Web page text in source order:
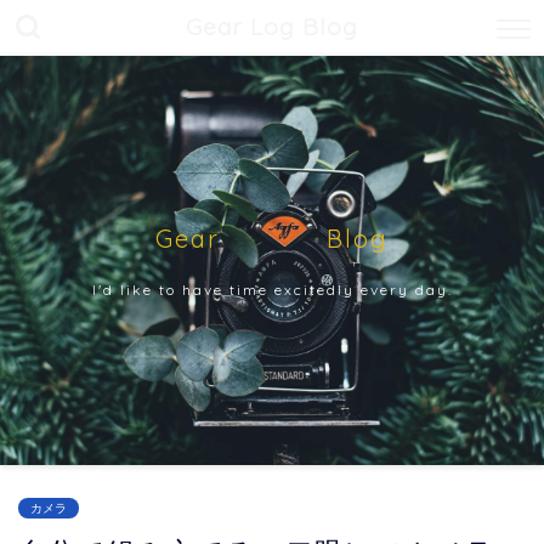
Gear Blog
I'd like to have time excitedly every day.
カメラ